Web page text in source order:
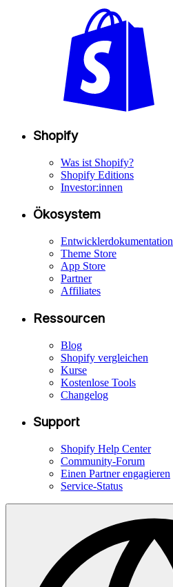
Shopify
Was ist Shopify?
Shopify Editions
Investor:innen
Ökosystem
Entwicklerdokumentation
Theme Store
App Store
Partner
Affiliates
Ressourcen
Blog
Shopify vergleichen
Kurse
Kostenlose Tools
Changelog
Support
Shopify Help Center
Community-Forum
Einen Partner engagieren
Service-Status